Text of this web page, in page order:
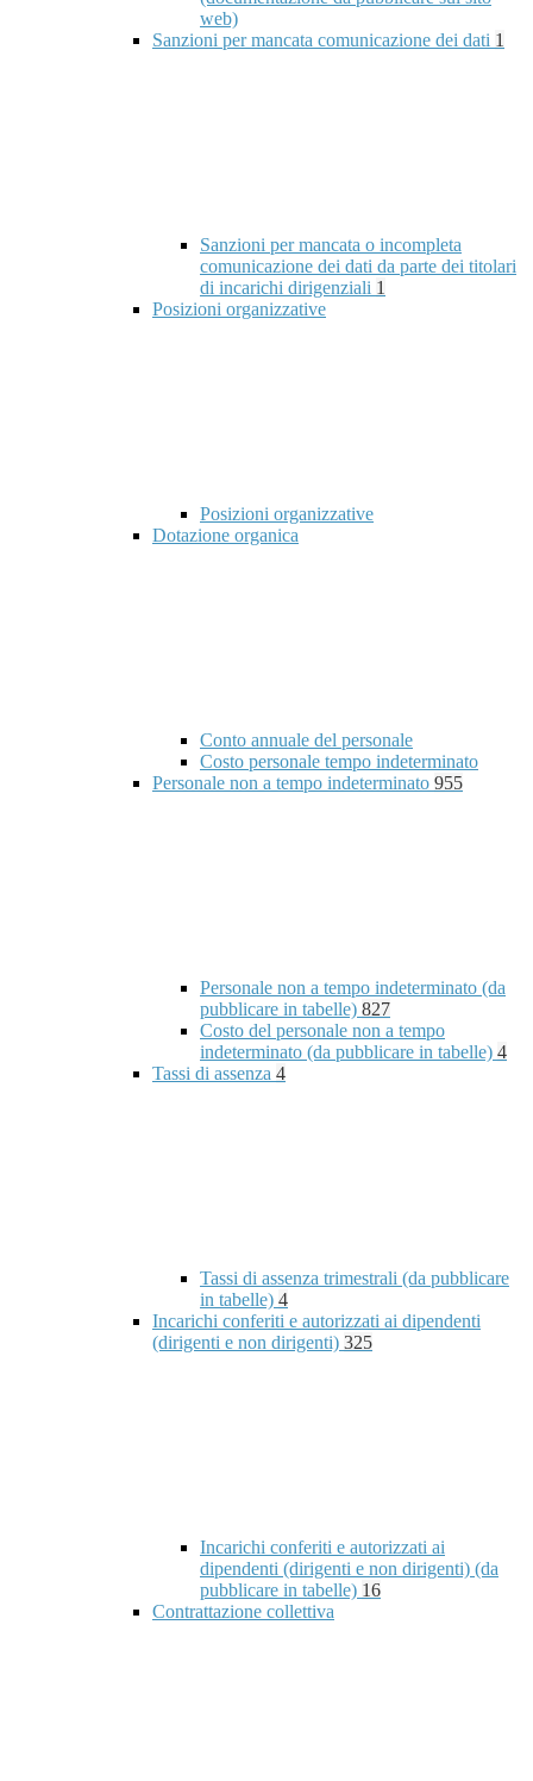
web)
Sanzioni per mancata comunicazione dei dati 1
Sanzioni per mancata o incompleta
comunicazione dei dati da parte dei titolari
di incarichi dirigenziali 1
Posizioni organizzative
Posizioni organizzative
Dotazione organica
Conto annuale del personale
Costo personale tempo indeterminato
Personale non a tempo indeterminato 955
Personale non a tempo indeterminato (da
pubblicare in tabelle) 827
Costo del personale non a tempo
indeterminato (da pubblicare in tabelle) 4
Tassi di assenza 4
Tassi di assenza trimestrali (da pubblicare
in tabelle) 4
Incarichi conferiti e autorizzati ai dipendenti
(dirigenti e non dirigenti) 325
Incarichi conferiti e autorizzati ai
dipendenti (dirigenti e non dirigenti) (da
pubblicare in tabelle) 16
Contrattazione collettiva